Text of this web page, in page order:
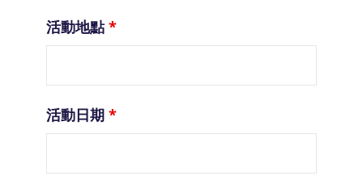
活動地點*
活動日期*